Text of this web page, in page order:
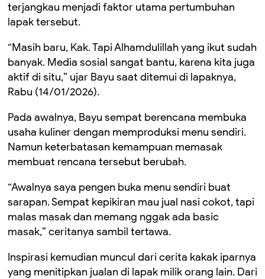
terjangkau menjadi faktor utama pertumbuhan
lapak tersebut.
“Masih baru, Kak. Tapi Alhamdulillah yang ikut sudah
banyak. Media sosial sangat bantu, karena kita juga
aktif di situ,” ujar Bayu saat ditemui di lapaknya,
Rabu (14/01/2026).
Pada awalnya, Bayu sempat berencana membuka
usaha kuliner dengan memproduksi menu sendiri.
Namun keterbatasan kemampuan memasak
membuat rencana tersebut berubah.
“Awalnya saya pengen buka menu sendiri buat
sarapan. Sempat kepikiran mau jual nasi cokot, tapi
malas masak dan memang nggak ada basic
masak,” ceritanya sambil tertawa.
Inspirasi kemudian muncul dari cerita kakak iparnya
yang menitipkan jualan di lapak milik orang lain. Dari